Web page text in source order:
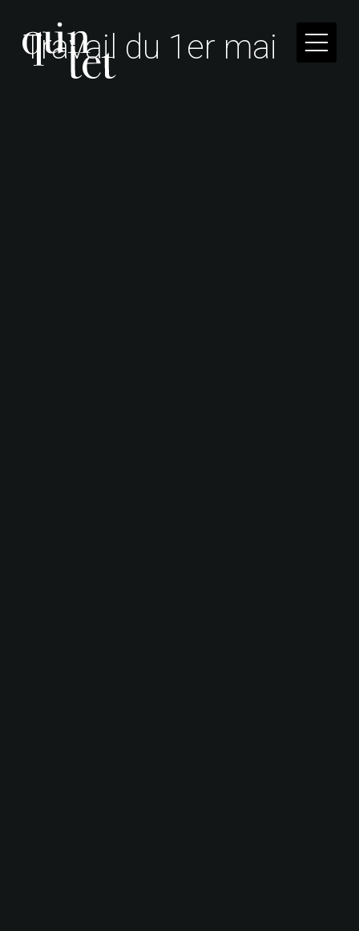
Travail du 1 er mai